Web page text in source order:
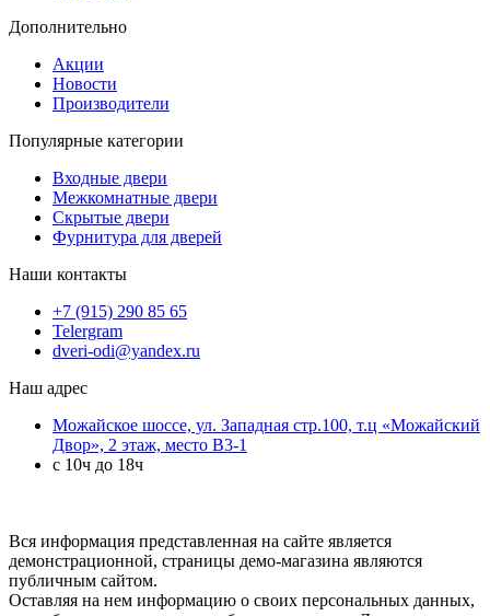
Дополнительно
Акции
Новости
Производители
Популярные категории
Входные двери
Межкомнатные двери
Скрытые двери
Фурнитура для дверей
Наши контакты
+7 (915) 290 85 65
Telergram
dveri-odi@yandex.ru
Наш адрес
Можайское шоссе, ул. Западная стр.100, т.ц «Можайский
Двор», 2 этаж, место B3-1
с 10ч до 18ч
Вся информация представленная на сайте является
демонстрационной, страницы демо-магазина являются
публичным сайтом.
Оставляя на нем информацию о своих персональных данных,